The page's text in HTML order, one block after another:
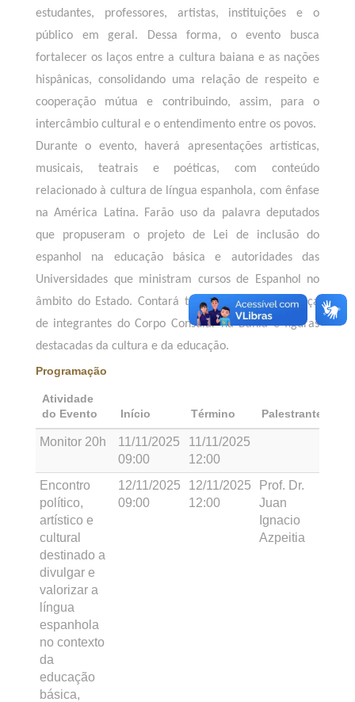
estudantes, professores, artistas, instituições e o
público em geral. Dessa forma, o evento busca
fortalecer os laços entre a cultura baiana e as nações
hispânicas, consolidando uma relação de respeito e
cooperação mútua e contribuindo, assim, para o
intercâmbio cultural e o entendimento entre os povos.
Durante o evento, haverá apresentações artísticas,
musicais, teatrais e poéticas, com conteúdo
relacionado à cultura de língua espanhola, com ênfase
na América Latina. Farão uso da palavra deputados
que propuseram o projeto de Lei de inclusão do
espanhol na educação básica e autoridades das
Universidades que ministram cursos de Espanhol no
âmbito do Estado. Contará também com a presença
de integrantes do Corpo Consular na Bahia e figuras
destacadas da cultura e da educação.
Programação
Atividade
do Evento
Início Término Palestrante
Monitor 20h
11/11/2025
09:00
11/11/2025
12:00
Encontro
político,
artístico e
cultural
destinado a
divulgar e
valorizar a
língua
espanhola
no contexto
da
educação
básica,
12/11/2025
09:00
12/11/2025
12:00
Prof. Dr.
Juan
Ignacio
Azpeitia